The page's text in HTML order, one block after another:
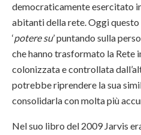
democraticamente esercitato
abitanti della rete. Oggi
‘potere su’ puntando sulla
che hanno trasformato la Rete
colonizzata e controllata
potrebbe riprendere la sua
consolidarla con molta più
Nel suo libro del 2009 Jarvis